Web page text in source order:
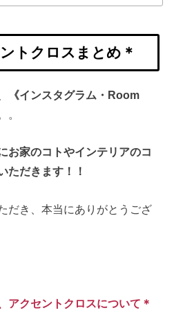
トクロスまとめ＊
《インスタグラム・Room
。
お家のコトやインテリアのコ
ただきます！！
だき、本当にありがとうござ
アクセントクロスについて＊